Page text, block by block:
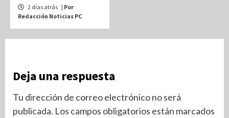
2 días atrás | Por
Redacción Noticias PC
Deja una respuesta
Tu dirección de correo electrónico no será
publicada. Los campos obligatorios están marcados